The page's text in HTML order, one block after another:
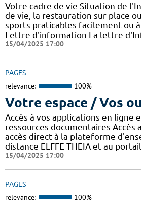
Votre cadre de vie Situation de
de vie, la restauration sur place
sports praticables facilement ou
Lettre d'information La lettre
15/04/2025 17:00
PAGES
relevance: 100%
Votre espace / Vos
Accès à vos applications en ligne
ressources documentaires Accès
accès direct à la plateforme
distance ELFFE THEIA et au
15/04/2025 17:00
PAGES
relevance: 100%